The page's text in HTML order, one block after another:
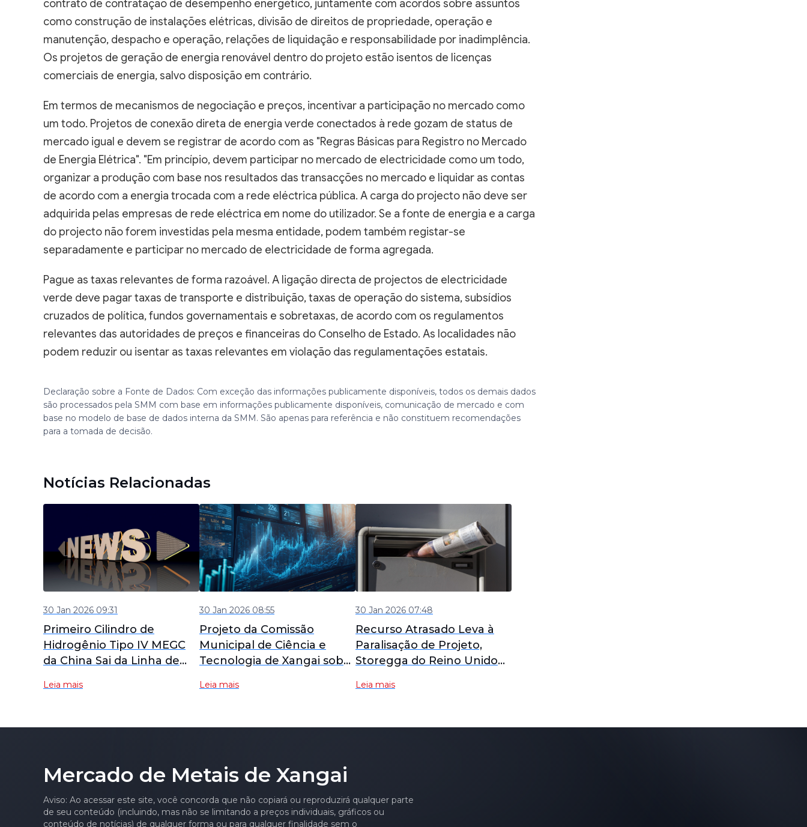
contrato de contratação de desempenho energético, juntamente com acordos sobre assuntos
como construção de instalações elétricas, divisão de direitos de propriedade, operação e
manutenção, despacho e operação, relações de liquidação e responsabilidade por inadimplência.
Os projetos de geração de energia renovável dentro do projeto estão isentos de licenças
comerciais de energia, salvo disposição em contrário.
Em termos de mecanismos de negociação e preços, incentivar a participação no mercado como
um todo. Projetos de conexão direta de energia verde conectados à rede gozam de status de
mercado igual e devem se registrar de acordo com as "Regras Básicas para Registro no Mercado
de Energia Elétrica". "Em princípio, devem participar no mercado de electricidade como um todo,
organizar a produção com base nos resultados das transacções no mercado e liquidar as contas
de acordo com a energia trocada com a rede eléctrica pública. A carga do projecto não deve ser
adquirida pelas empresas de rede eléctrica em nome do utilizador. Se a fonte de energia e a carga
do projecto não forem investidas pela mesma entidade, podem também registar-se
separadamente e participar no mercado de electricidade de forma agregada.
Pague as taxas relevantes de forma razoável. A ligação directa de projectos de electricidade
verde deve pagar taxas de transporte e distribuição, taxas de operação do sistema, subsídios
cruzados de política, fundos governamentais e sobretaxas, de acordo com os regulamentos
relevantes das autoridades de preços e financeiras do Conselho de Estado. As localidades não
podem reduzir ou isentar as taxas relevantes em violação das regulamentações estatais.
Declaração sobre a Fonte de Dados: Com exceção das informações publicamente disponíveis, todos os demais dados
são processados pela SMM com base em informações publicamente disponíveis, comunicação de mercado e com
base no modelo de base de dados interna da SMM. São apenas para referência e não constituem recomendações
para a tomada de decisão.
Notícias Relacionadas
30 Jan 2026 09:31
Primeiro Cilindro de
Hidrogênio Tipo IV MEGC
da China Sai da Linha de
CIMC Hexagon Lidera
Leia mais
30 Jan 2026 08:55
Projeto da Comissão
Municipal de Ciência e
Tecnologia de Xangai sobre
Hidrogênio é Aceito com
Hidrogênio. Hydrogen
Feng Alcança Layout de
Dupla Via de "Gaso
Leia mais
30 Jan 2026 07:48
Recurso Atrasado Leva à
Paralisação de Projeto,
Storegga do Reino Unido
Hidrogênio Verde de 70
Leia mais
Mercado de Metais de Xangai
Aviso: Ao acessar este site, você concorda que não copiará ou reproduzirá qualquer parte
de seu conteúdo (incluindo, mas não se limitando a preços individuais, gráficos ou
conteúdo de notícias) de qualquer forma ou para qualquer finalidade sem o